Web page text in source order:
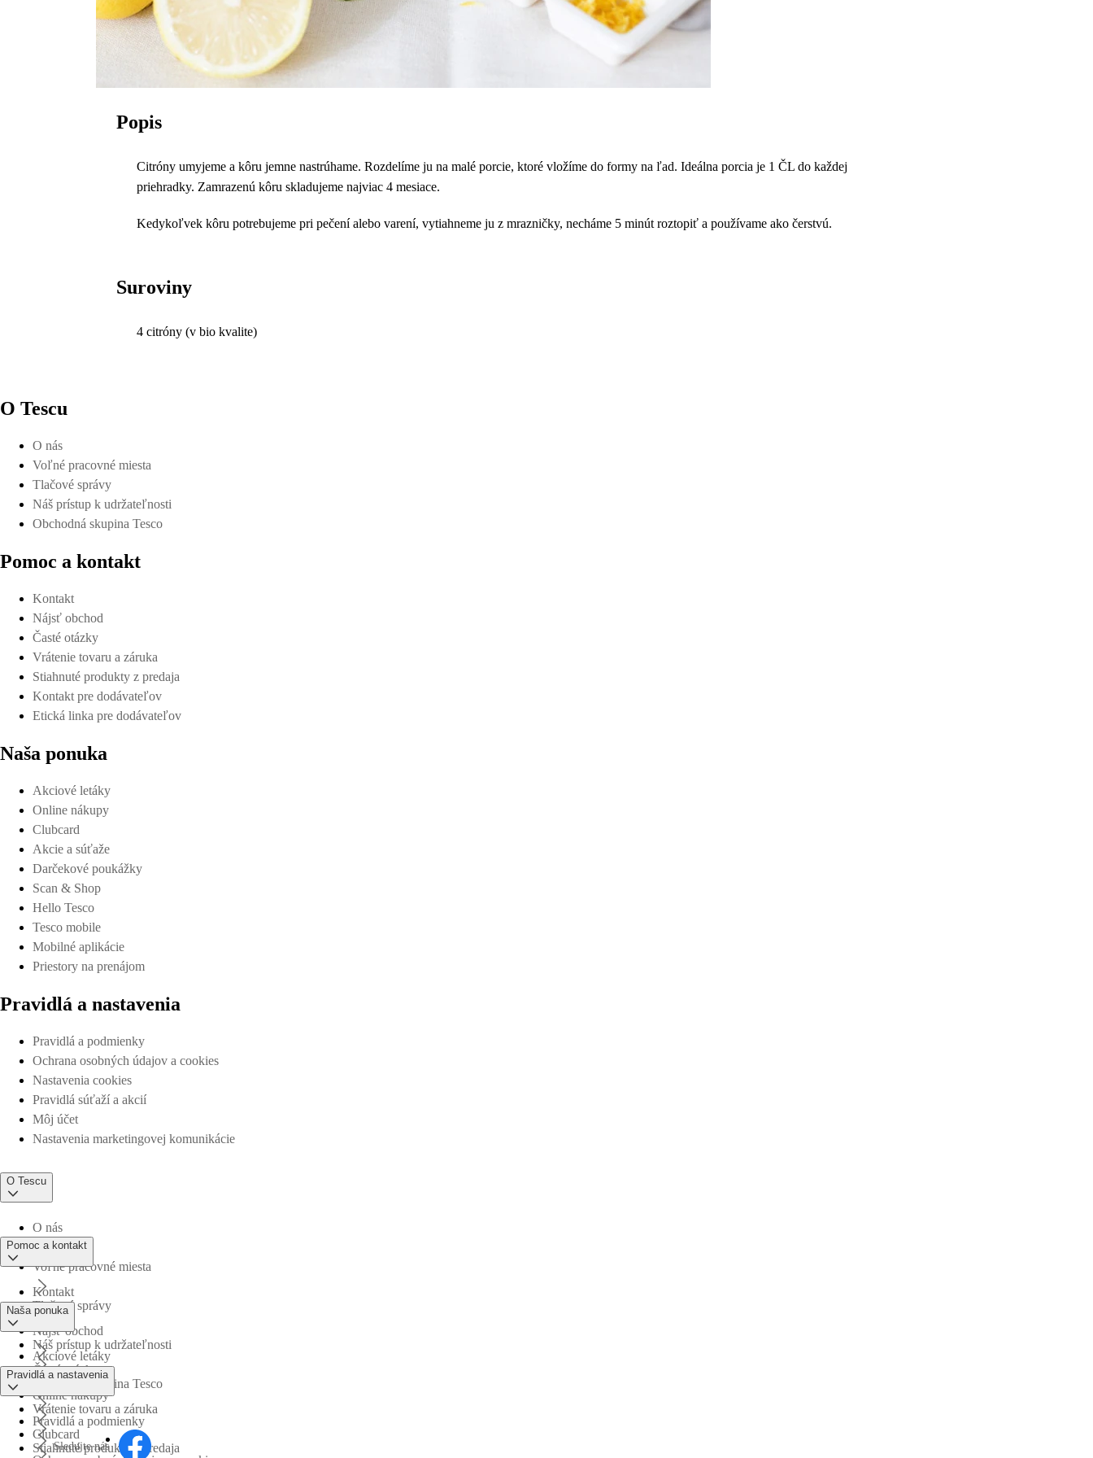
Popis
Citróny umyjeme a kôru jemne nastrúhame. Rozdelíme ju na malé porcie, ktoré vložíme do formy na ľad. Ideálna porcia je 1 ČL do každej
priehradky. Zamrazenú kôru skladujeme najviac 4 mesiace.
Kedykoľvek kôru potrebujeme pri pečení alebo varení, vytiahneme ju z mrazničky, necháme 5 minút roztopiť a používame ako čerstvú.
Suroviny
4 citróny (v bio kvalite)
O Tescu
O nás
Voľné pracovné miesta
Tlačové správy
Náš prístup k udržateľnosti
Obchodná skupina Tesco
Pomoc a kontakt
Kontakt
Nájsť obchod
Časté otázky
Vrátenie tovaru a záruka
Stiahnuté produkty z predaja
Kontakt pre dodávateľov
Etická linka pre dodávateľov
Naša ponuka
Akciové letáky
Online nákupy
Clubcard
Akcie a súťaže
Darčekové poukážky
Scan & Shop
Hello Tesco
Tesco mobile
Mobilné aplikácie
Priestory na prenájom
Pravidlá a nastavenia
Pravidlá a podmienky
Ochrana osobných údajov a cookies
Nastavenia cookies
Pravidlá súťaží a akcií
Môj účet
Nastavenia marketingovej komunikácie
O Tescu
O nás
Voľné pracovné miesta
Tlačové správy
Náš prístup k udržateľnosti
Obchodná skupina Tesco
Pomoc a kontakt
Kontakt
Nájsť obchod
Časté otázky
Vrátenie tovaru a záruka
Stiahnuté produkty z predaja
Naša ponuka
Akciové letáky
Online nákupy
Clubcard
Pravidlá a nastavenia
Pravidlá a podmienky
Sledujte nás